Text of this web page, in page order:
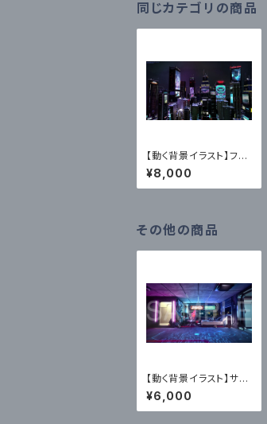
同じカテゴリの商品
【動く背景イラスト】フュ
ーチャリスティック・ナイ
ト・シティー（4Kループ
映像MP4）｜近未来ア
¥8,000
その他の商品
【動く背景イラスト】サイ
バーパンク・マイルーム
A（MP4+PNG）
¥6,000